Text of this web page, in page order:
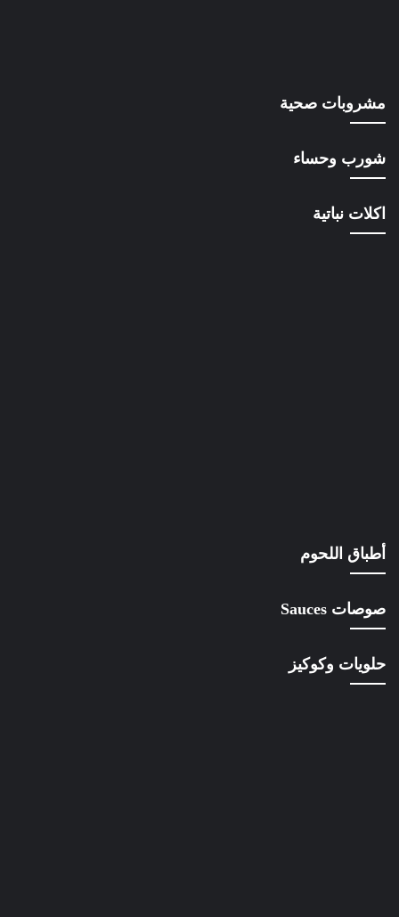
مشروبات صحية
شورب وحساء
اكلات نباتية
أطباق اللحوم
صوصات Sauces
حلويات وكوكيز